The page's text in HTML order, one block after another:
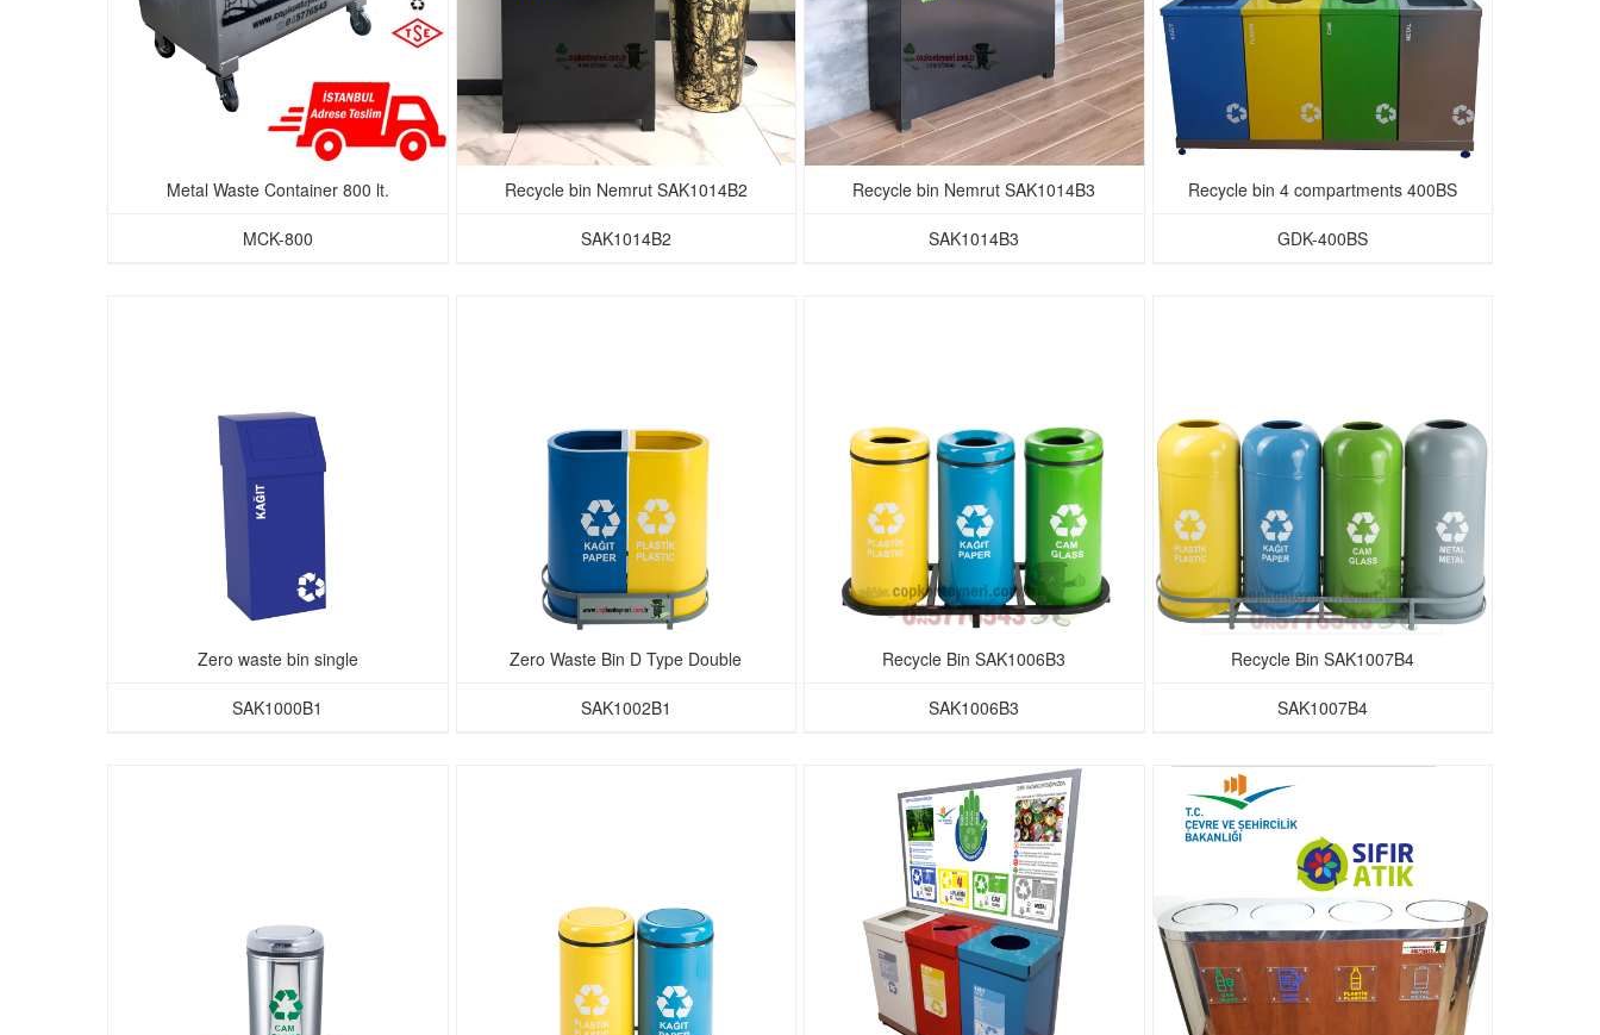
Metal Waste Container 800 lt.
MCK-800
Recycle bin Nemrut SAK1014B2
SAK1014B2
Recycle bin Nemrut SAK1014B3
SAK1014B3
Recycle bin 4 compartments 400BS
GDK-400BS
Zero waste bin single
SAK1000B1
Zero Waste Bin D Type Double
SAK1002B1
Recycle Bin SAK1006B3
SAK1006B3
Recycle Bin SAK1007B4
SAK1007B4